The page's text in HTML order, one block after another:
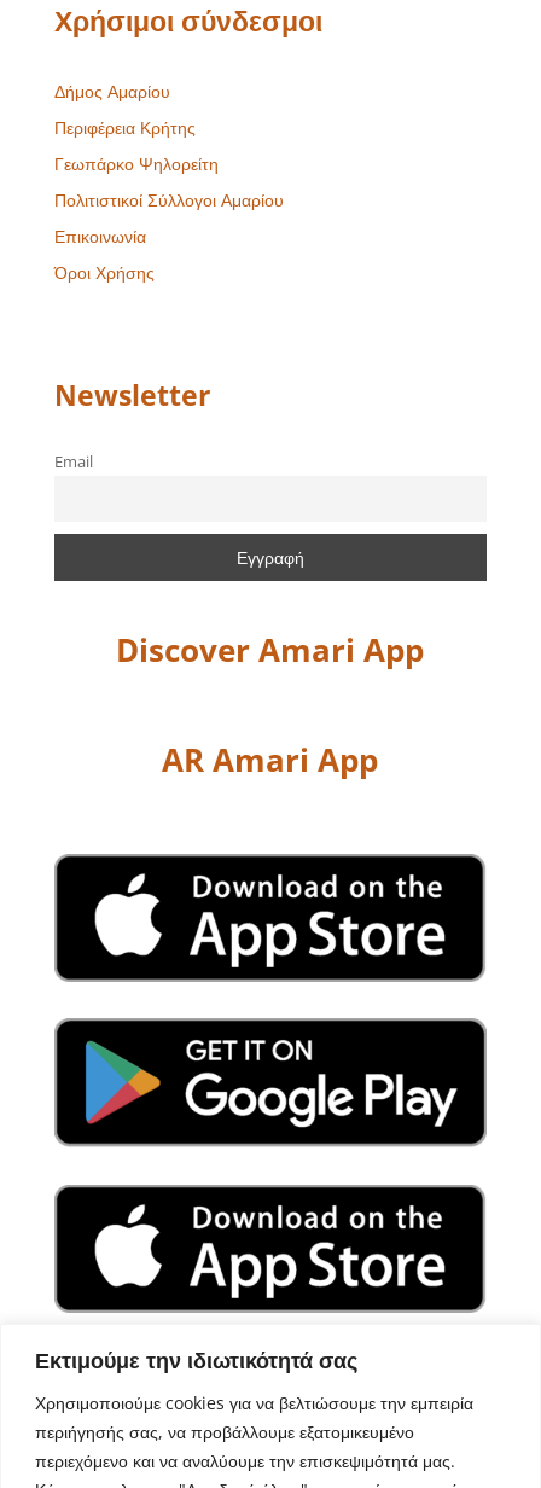
Εκτιμούμε την ιδιωτικότητά σας
Χρησιμοποιούμε cookies για να βελτιώσουμε την εμπειρία
περιήγησής σας, να προβάλλουμε εξατομικευμένο
περιεχόμενο και να αναλύουμε την επισκεψιμότητά μας.
Χρήσιμοι σύνδεσμοι
Δήμος Αμαρίου
Περιφέρεια Κρήτης
Γεωπάρκο Ψηλορείτη
Πολιτιστικοί Σύλλογοι Αμαρίου
Επικοινωνία
Όροι Χρήσης
Newsletter
Email
Discover Amari App
AR Amari App